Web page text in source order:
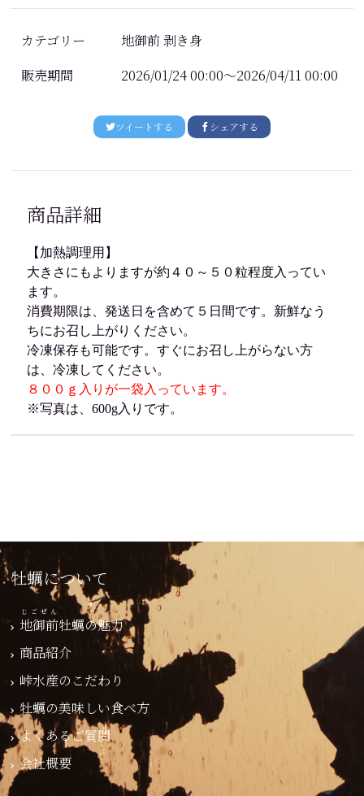
カテゴリー
地御前 剥き身
販売期間
2026/01/24 00:00～2026/04/11 00:00
ツイートする シェアする
商品詳細
【加熱調理用】
大きさにもよりますが約４０～５０粒程度入ってい
ます。
消費期限は、発送日を含めて５日間です。新鮮なう
ちにお召し上がりください。
冷凍保存も可能です。すぐにお召し上がらない方
は、冷凍してください。
８００ｇ入りが一袋入っています。
※写真は、600g入りです。
牡蠣について
地御前
じごぜん
牡蠣の魅力
商品紹介
峠水産のこだわり
牡蠣の美味しい食べ方
よくあるご質問
会社概要